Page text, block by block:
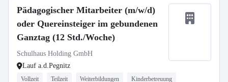
Pädagogischer Mitarbeiter (m/w/d)
oder Quereinsteiger im gebundenen
Ganztag (12 Std./Woche)
Schulhaus Holding GmbH
Lauf a.d.Pegnitz
Vollzeit Teilzeit Weiterbildungen Kinderbetreuung